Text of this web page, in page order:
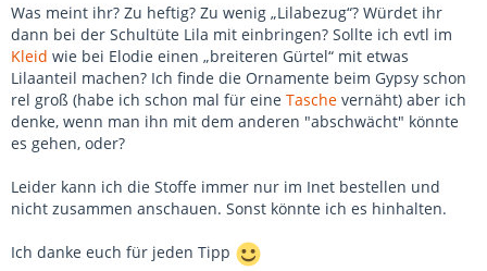
Was meint ihr? Zu heftig? Zu wenig „Lilabezug“? Würdet ihr
dann bei der Schultüte Lila mit einbringen? Sollte ich evtl im
Kleid wie bei Elodie einen „breiteren Gürtel“ mit etwas
Lilaanteil machen? Ich finde die Ornamente beim Gypsy schon
rel groß (habe ich schon mal für eine Tasche vernäht) aber ich
denke, wenn man ihn mit dem anderen "abschwächt" könnte
es gehen, oder?
Leider kann ich die Stoffe immer nur im Inet bestellen und
nicht zusammen anschauen. Sonst könnte ich es hinhalten.
Ich danke euch für jeden Tipp